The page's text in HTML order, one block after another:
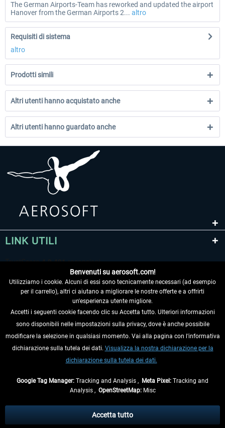
The German Airports-Team has reworked and updated the airport
Hanover from the German Airports 2... altro
Requisiti di sistema
altro
Prodotti simili
Altri utenti hanno acquistato anche
Altri utenti hanno guardato anche
LINK UTILI
RECEDERE DAL CONTRATTO
INFORMAZIONI
eventualmente le spese di spedizione, se non diversamente descritto.
** Riguarda le spedizioni al di fuori della Germania, i tempi di consegna per le
Benvenuti su aerosoft.com!
Utilizziamo i cookie. Alcuni di essi sono tecnicamente necessari (ad esempio
per il carrello), altri ci aiutano a migliorare le nostre offerte e a offrirti
un'esperienza utente migliore.
Accetti i seguenti cookie facendo clic su Accetta tutto. Ulteriori informazioni
sono disponibili nelle impostazioni sulla privacy, dove è anche possibile
modificare la selezione in qualsiasi momento. Vai alla pagina con l'informativa
dichiarazione sulla tutela dei dati. Visualizza la nostra dichiarazione per la
dichiarazione sulla tutela dei dati.
Google Tag Manager: Tracking and Analysis , Meta Pixel: Tracking and
Analysis , OpenStreetMap:Misc
Accetta tutto